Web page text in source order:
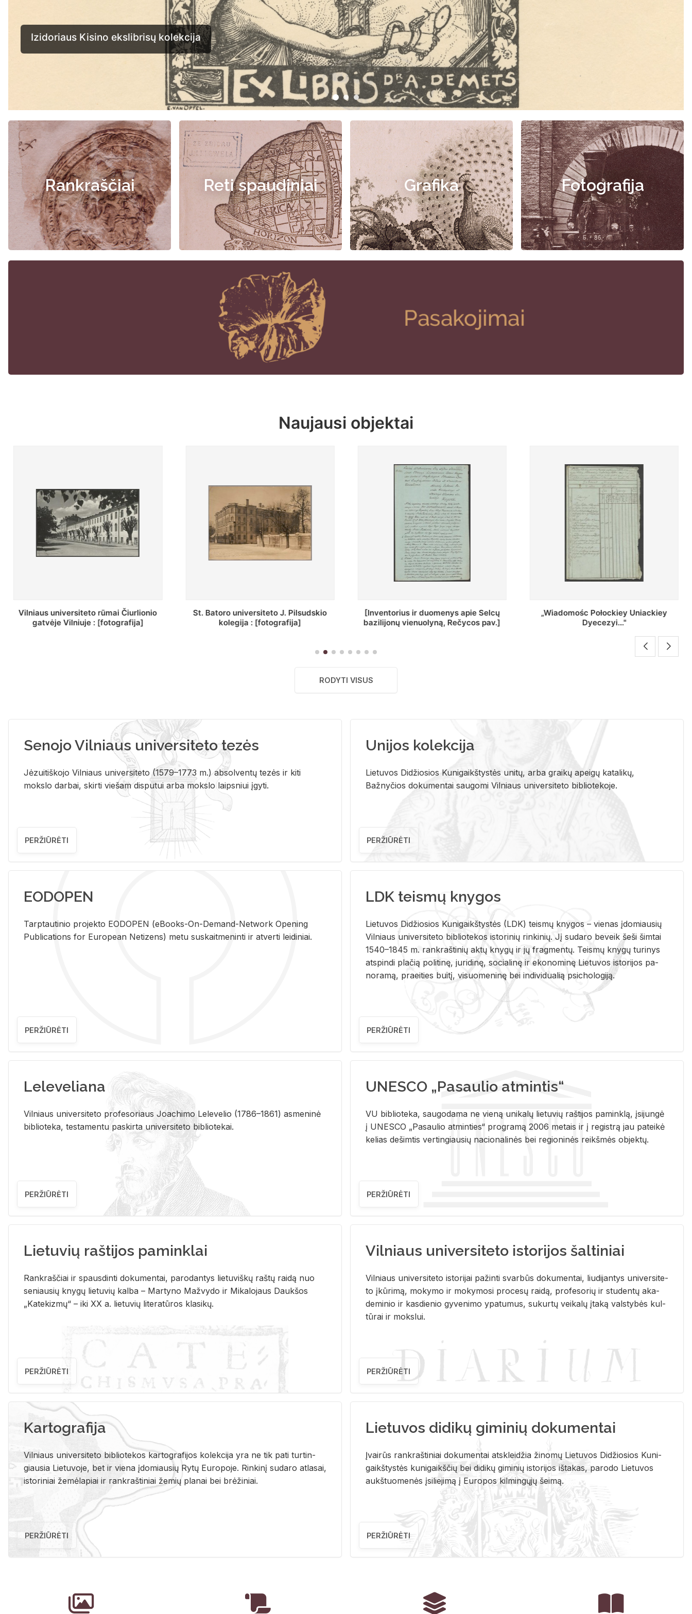
Rankraščiai Reti spaudiniai Grafika Fotografija
Naujausi objektai
St. Batoro universiteto J. Pilsudskio
kolegija : [fotografija]
[Inventorius ir duomenys apie Selcų
bazilijonų vienuolyną, Rečycos pav.]
„Wiadomośc Połockiey Uniackiey
Dyecezyi..."
Regestr Parochow Dekanatu
Brzeskiego
RODYTI VISUS
Senojo Vilniaus universiteto tezės
Jėzuitiškojo Vilniaus universiteto (1579–1773 m.) absolventų tezės ir kiti
mokslo darbai, skirti viešam disputui arba mokslo laipsniui įgyti.
PERŽIŪRĖTI
Unijos kolekcija
Lietuvos Didžiosios Kunigaikštystės unitų, arba graikų apeigų katalikų,
Bažnyčios dokumentai saugomi Vilniaus universiteto bibliotekoje.
PERŽIŪRĖTI
EODOPEN
Tarp­tau­ti­nio pro­jek­to EO­DO­PEN (eBo­oks-On-De­mand-Ne­twork Ope­ning
Pub­li­ca­tions for Eu­ro­pe­an Ne­ti­zens) metu su­skait­me­nin­ti ir at­ver­ti lei­di­niai.
PERŽIŪRĖTI
LDK teismų knygos
Lie­tu­vos Di­džio­sios Ku­ni­gaikš­tys­tės (LDK) teis­mų kny­gos – vie­nas įdo­miau­sių
Vil­niaus uni­ver­si­te­to bi­b­lio­te­kos is­to­ri­nių rin­ki­nių. Jį su­da­ro be­veik šeši šim­tai
1540–1845 m. rank­raš­ti­nių aktų kny­gų ir jų frag­men­tų. Teis­mų kny­gų tu­ri­nys
at­spin­di pla­čią po­li­ti­nę, ju­ri­di­nę, so­cia­li­nę ir eko­no­mi­nę Lie­tu­vos is­to­ri­jos pa­
no­ra­mą, pra­ei­ties bui­tį, vi­suo­me­ni­nę bei in­di­vi­dua­lią psi­cho­lo­gi­ją.
PERŽIŪRĖTI
Leleveliana
Vil­niaus uni­ver­si­te­to pro­fe­so­riaus Jo­a­chi­mo Le­le­ve­lio (1786–1861) as­me­ni­nė
bi­b­lio­te­ka, te­sta­men­tu pa­skir­ta uni­ver­si­te­to bi­b­lio­te­kai.
PERŽIŪRĖTI
UNESCO „Pasaulio atmintis“
VU biblioteka, saugodama ne vieną unikalų lietuvių raštijos paminklą, įsijungė
į UNESCO „Pasaulio atminties“ programą 2006 metais ir į registrą jau pateikė
kelias dešimtis vertingiausių nacionalinės bei regioninės reikšmės objektų.
PERŽIŪRĖTI
Lietuvių raštijos paminklai
Rank­raš­čiai ir spaus­din­ti do­ku­men­tai, pa­ro­dan­tys lie­tu­viš­kų raš­tų rai­dą nuo
se­niau­sių kny­gų lie­tu­vių kal­ba – Mar­ty­no Ma­žvy­do ir Mi­ka­lo­jaus Dauk­šos
„Ka­te­kiz­mų“ – iki XX a. lie­tu­vių li­te­ra­tū­ros kla­si­kų.
PERŽIŪRĖTI
Vilniaus universiteto istorijos šaltiniai
Vil­niaus uni­ver­si­te­to is­to­ri­jai pa­žin­ti svar­būs do­ku­men­tai, liu­di­jan­tys uni­ver­si­te­
to įkū­ri­mą, mo­ky­mo ir mo­ky­mo­si pro­ce­sų rai­dą, pro­fe­so­rių ir stu­den­tų aka­
de­mi­nio ir kas­die­nio gy­ve­ni­mo ypa­tu­mus, su­kur­tų vei­ka­lų įta­ką vals­ty­bės kul­
tū­rai ir moks­lui.
PERŽIŪRĖTI
Kartografija
Vil­niaus uni­ver­si­te­to bi­b­lio­te­kos kar­to­gra­fi­jos ko­lek­ci­ja yra ne tik pati tur­tin­
giau­sia Lie­tu­vo­je, bet ir vie­na įdo­miau­sių Rytų Eu­ro­po­je. Rin­ki­nį su­da­ro at­la­sai,
is­to­ri­niai že­mė­la­piai ir rank­raš­ti­niai že­mių pla­nai bei brė­ži­niai.
PERŽIŪRĖTI
Lietuvos didikų giminių dokumentai
Įvai­rūs rank­raš­ti­niai do­ku­men­tai at­sklei­džia ži­no­mų Lie­tu­vos Di­džio­sios Ku­ni­
gaikš­tys­tės ku­ni­gaikš­čių bei di­di­kų gi­mi­nių is­to­ri­jos iš­ta­kas, pa­ro­do Lie­tu­vos
aukš­tuo­me­nės įsi­lie­ji­mą į Eu­ro­pos kil­min­gų­jų šei­mą.
PERŽIŪRĖTI